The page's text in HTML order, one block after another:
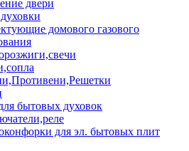
двери
домового газового
бытовых духовок
для эл. бытовых плит